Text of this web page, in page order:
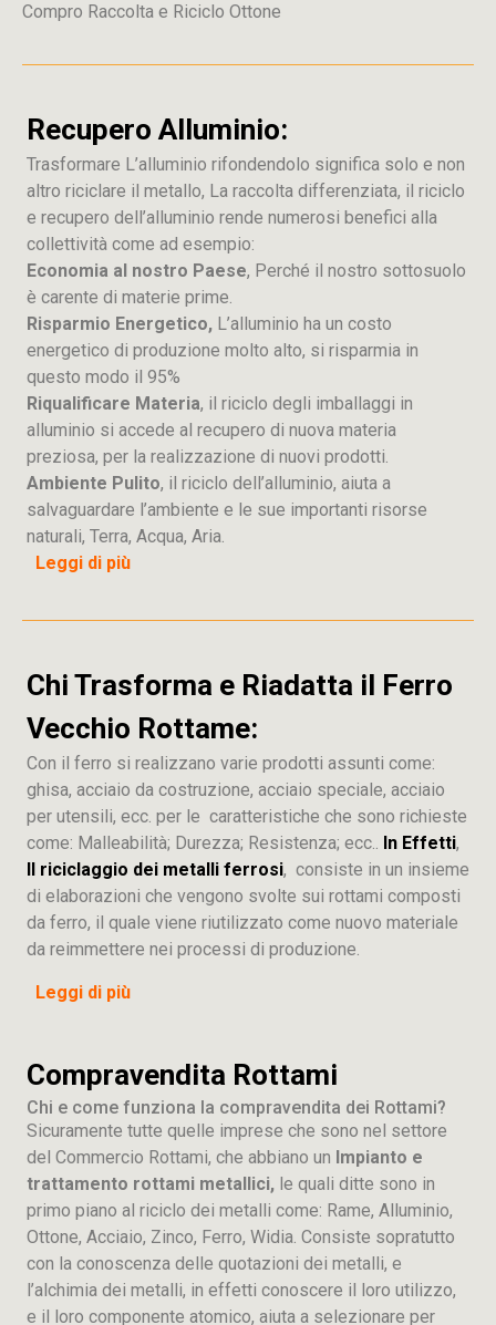
Compro Raccolta e Riciclo Ottone
Recupero Alluminio:
Trasformare L’alluminio rifondendolo significa solo e non
altro riciclare il metallo, La raccolta differenziata, il riciclo
e recupero dell’alluminio rende numerosi benefici alla
collettività come ad esempio:
Economia al nostro Paese, Perché il nostro sottosuolo
è carente di materie prime.
Risparmio Energetico, L’alluminio ha un costo
energetico di produzione molto alto, si risparmia in
questo modo il 95%
Riqualificare Materia, il riciclo degli imballaggi in
alluminio si accede al recupero di nuova materia
preziosa, per la realizzazione di nuovi prodotti.
Ambiente Pulito, il riciclo dell’alluminio, aiuta a
salvaguardare l’ambiente e le sue importanti risorse
naturali, Terra, Acqua, Aria.
Leggi di più
Chi Trasforma e Riadatta il Ferro
Vecchio Rottame:
Con il ferro si realizzano varie prodotti assunti come:
ghisa, acciaio da costruzione, acciaio speciale, acciaio
per utensili, ecc. per le caratteristiche che sono richieste
come: Malleabilità; Durezza; Resistenza; ecc.. In Effetti,
Il riciclaggio dei metalli ferrosi, consiste in un insieme
di elaborazioni che vengono svolte sui rottami composti
da ferro, il quale viene riutilizzato come nuovo materiale
da reimmettere nei processi di produzione.
Leggi di più
Compravendita Rottami
Chi e come funziona la compravendita dei Rottami?
Sicuramente tutte quelle imprese che sono nel settore
del Commercio Rottami, che abbiano un Impianto e
trattamento rottami metallici, le quali ditte sono in
primo piano al riciclo dei metalli come: Rame, Alluminio,
Ottone, Acciaio, Zinco, Ferro, Widia. Consiste sopratutto
con la conoscenza delle quotazioni dei metalli, e
l’alchimia dei metalli, in effetti conoscere il loro utilizzo,
e il loro componente atomico, aiuta a selezionare per